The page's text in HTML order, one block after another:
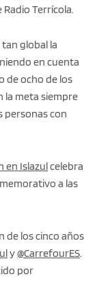
Terrícola.
global la
en cuenta
de ocho de los
la meta siempre
personas con
en Islazulcelebra
a las
de los cinco años
y@CarrefourES.
por